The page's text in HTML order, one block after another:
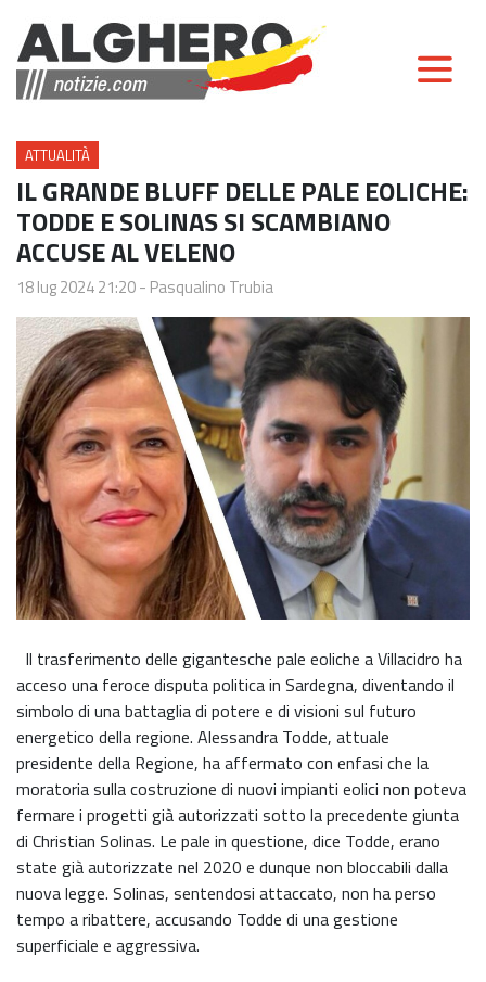
ATTUALITÀ
IL GRANDE BLUFF DELLE PALE EOLICHE:
TODDE E SOLINAS SI SCAMBIANO
ACCUSE AL VELENO
18 lug 2024 21:20- Pasqualino Trubia
Il trasferimento delle gigantesche pale eoliche a Villacidro ha
acceso una feroce disputa politica in Sardegna, diventando il
simbolo di una battaglia di potere e di visioni sul futuro
energetico della regione. Alessandra Todde, attuale
presidente della Regione, ha affermato con enfasi che la
moratoria sulla costruzione di nuovi impianti eolici non poteva
fermare i progetti già autorizzati sotto la precedente giunta
di Christian Solinas. Le pale in questione, dice Todde, erano
state già autorizzate nel 2020 e dunque non bloccabili dalla
nuova legge. Solinas, sentendosi attaccato, non ha perso
tempo a ribattere, accusando Todde di una gestione
superficiale e aggressiva.